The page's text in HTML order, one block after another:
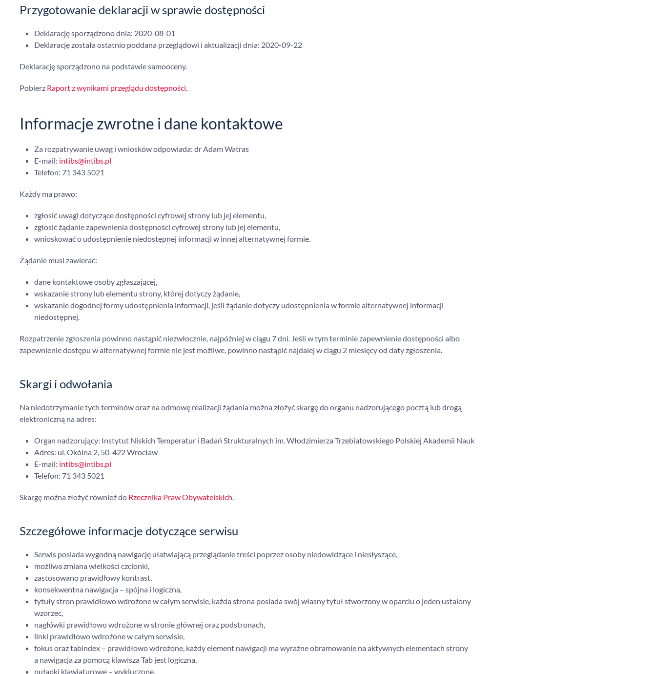
Przygotowanie deklaracji w sprawie dostępności
Deklarację sporządzono dnia: 2020-08-01
Deklarację została ostatnio poddana przeglądowi i aktualizacji dnia: 2020-09-22
Deklarację sporządzono na podstawie samooceny.
Pobierz Raport z wynikami przeglądu dostępności.
Informacje zwrotne i dane kontaktowe
Za rozpatrywanie uwag i wniosków odpowiada: dr Adam Watras
E-mail: intibs@intibs.pl
Telefon: 71 343 5021
Każdy ma prawo:
zgłosić uwagi dotyczące dostępności cyfrowej strony lub jej elementu,
zgłosić żądanie zapewnienia dostępności cyfrowej strony lub jej elementu,
wnioskować o udostępnienie niedostępnej informacji w innej alternatywnej formie.
Żądanie musi zawierać:
dane kontaktowe osoby zgłaszającej,
wskazanie strony lub elementu strony, której dotyczy żądanie,
wskazanie dogodnej formy udostępnienia informacji, jeśli żądanie dotyczy udostępnienia w formie alternatywnej informacji
niedostępnej.
Rozpatrzenie zgłoszenia powinno nastąpić niezwłocznie, najpóźniej w ciągu 7 dni. Jeśli w tym terminie zapewnienie dostępności albo
zapewnienie dostępu w alternatywnej formie nie jest możliwe, powinno nastąpić najdalej w ciągu 2 miesięcy od daty zgłoszenia.
Skargi i odwołania
Na niedotrzymanie tych terminów oraz na odmowę realizacji żądania można złożyć skargę do organu nadzorującego pocztą lub drogą
elektroniczną na adres:
Organ nadzorujący: Instytut Niskich Temperatur i Badań Strukturalnych im. Włodzimierza Trzebiatowskiego Polskiej Akademii Nauk
Adres: ul. Okólna 2, 50-422 Wrocław
E-mail: intibs@intibs.pl
Telefon: 71 343 5021
Skargę można złożyć również do Rzecznika Praw Obywatelskich.
Szczegółowe informacje dotyczące serwisu
Serwis posiada wygodną nawigację ułatwiającą przeglądanie treści poprzez osoby niedowidzące i niesłyszące,
możliwa zmiana wielkości czcionki,
zastosowano prawidłowy kontrast,
konsekwentna nawigacja – spójna i logiczna,
tytuły stron prawidłowo wdrożone w całym serwisie, każda strona posiada swój własny tytuł stworzony w oparciu o jeden ustalony
wzorzec,
nagłówki prawidłowo wdrożone w stronie głównej oraz podstronach,
linki prawidłowo wdrożone w całym serwisie,
fokus oraz tabindex – prawidłowo wdrożone, każdy element nawigacji ma wyraźne obramowanie na aktywnych elementach strony
a nawigacja za pomocą klawisza Tab jest logiczna,
pułapki klawiaturowe – wykluczone,